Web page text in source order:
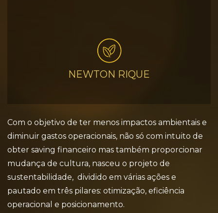
NEWTON RIQUE
Com o objetivo de ter menos impactos ambientais e
diminuir gastos operacionais, não só com intuito de
obter saving financeiro mas também proporcionar
mudança de cultura, nasceu o projeto de
sustentabilidade, dividido em várias ações e
pautado em três pilares: otimização, eficiência
operacional e posicionamento.